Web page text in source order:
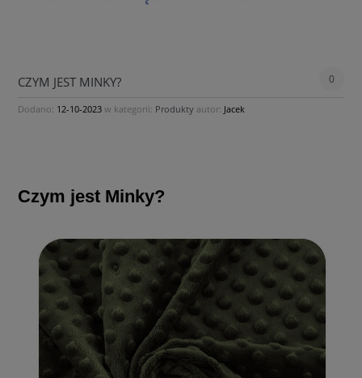
CZYM JEST MINKY? 0
Dodano: 12-10-2023 w kategorii: Produkty autor: Jacek
Czym jest Minky?